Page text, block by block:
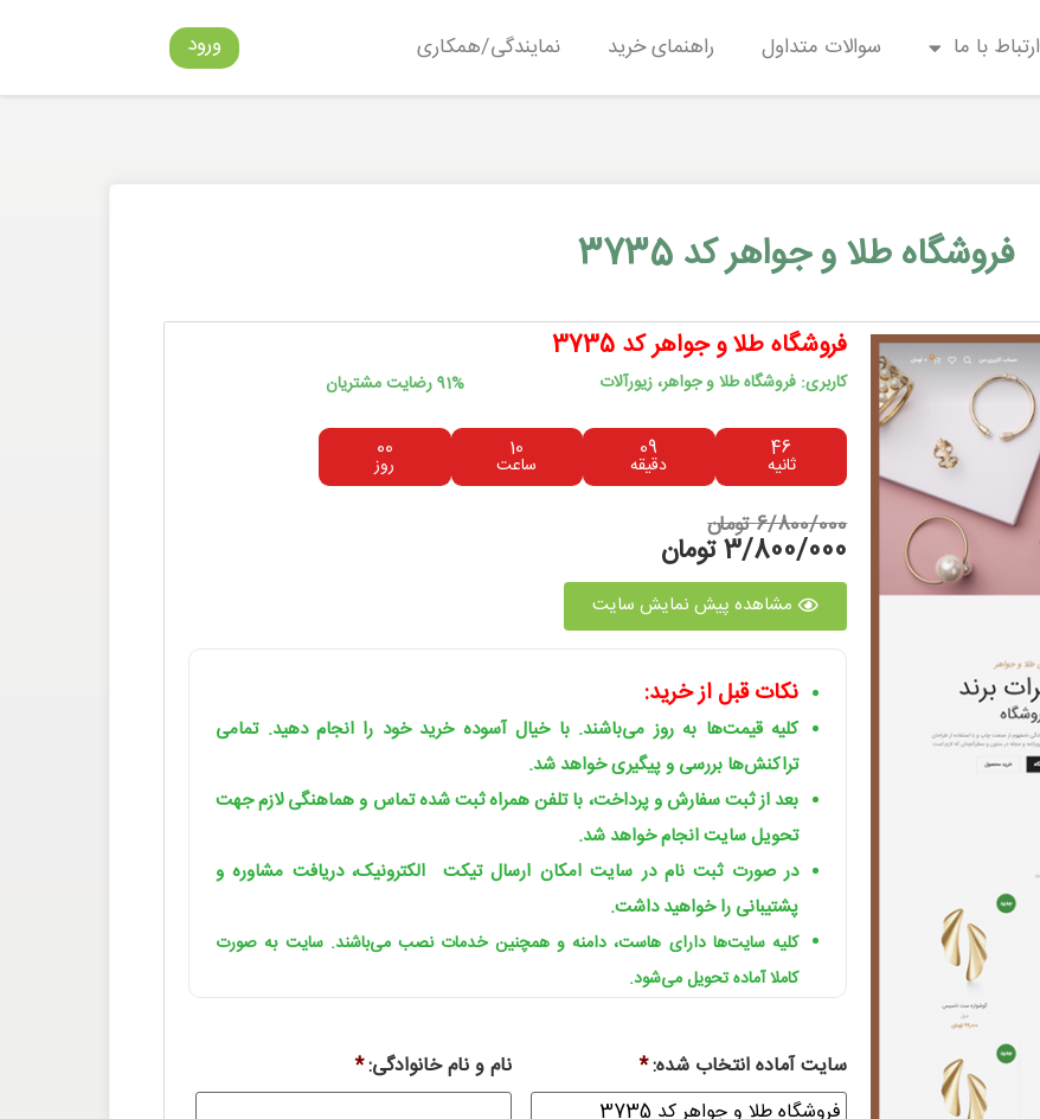
ارتباط با ما سوالات متداول راهنمای خرید نمایندگی/همکاری ورود
فروشگاه طلا و جواهر کد 3735
فروشگاه طلا و جواهر کد 3735
91% رضایت مشتریان کاربری: فروشگاه طلا و جواهر، زیورآلات
00
روز
10
ساعت
09
دقیقه
46
ثانیه
6/800/000 تومان
3/800/000 تومان
مشاهده پیش نمایش سایت
نکات قبل از خرید:
کلیه قیمت‌ها به روز می‌باشند. با خیال آسوده خرید خود را انجام دهید. تمامی
تراکنش‌ها بررسی و پیگیری خواهد شد.
بعد از ثبت سفارش و پرداخت، با تلفن همراه ثبت شده تماس و هماهنگی لازم جهت
تحویل سایت انجام خواهد شد.
در صورت ثبت نام در سایت امکان ارسال تیکت الکترونیک، دریافت مشاوره و
پشتیبانی را خواهید داشت.
کلیه سایت‌ها دارای هاست، دامنه و همچنین خدمات نصب می‌باشند. سایت به صورت
کاملا آماده تحویل می‌شود.
سایت آماده انتخاب شده:* نام و نام خانوادگی:*